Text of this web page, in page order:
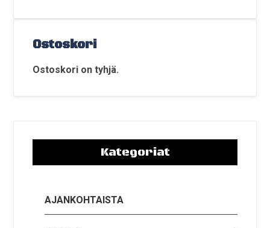
Ostoskori
Ostoskori on tyhjä.
Kategoriat
AJANKOHTAISTA